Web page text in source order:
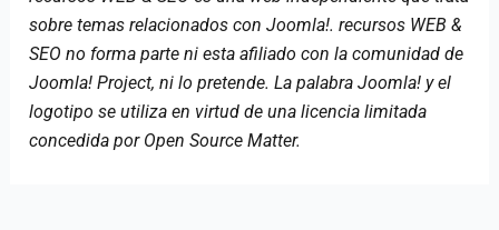
sobre temas relacionados con Joomla!. recursos WEB &
SEO no forma parte ni esta afiliado con la comunidad de
Joomla! Project, ni lo pretende. La palabra Joomla! y el
logotipo se utiliza en virtud de una licencia limitada
concedida por Open Source Matter.